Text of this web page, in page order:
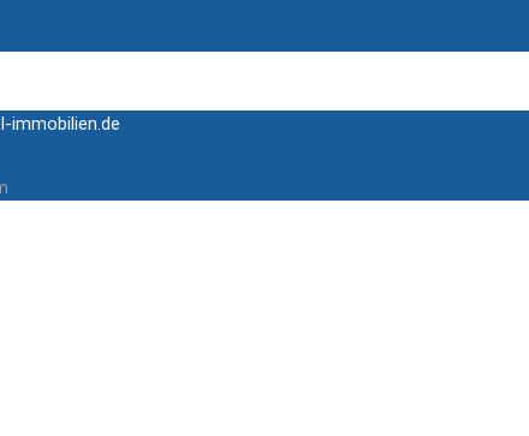
immobilien.de